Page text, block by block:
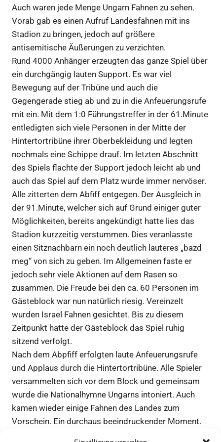
Auch waren jede Menge Ungarn Fahnen zu sehen.
Vorab gab es einen Aufruf Landesfahnen mit ins
Stadion zu bringen, jedoch auf größere
antisemitische Äußerungen zu verzichten.
Rund 4000 Anhänger erzeugten das ganze Spiel über
ein durchgängig lauten Support. Es war viel
Bewegung auf der Tribüne und auch die
Gegengerade stieg ab und zu in die Anfeuerungsrufe
mit ein. Mit dem 1:0 Führungstreffer in der 61.Minute
entledigten sich viele Personen in der Mitte der
Hintertortribüne ihrer Oberbekleidung und legten
nochmals eine Schippe drauf. Im letzten Abschnitt
des Spiels flachte der Support jedoch leicht ab und
auch das Spiel auf dem Platz wurde immer nervöser.
Alle zitterten dem Abfiff entgegen. Der Ausgleich in
der 91.Minute, welcher sich auf Grund einiger guter
Möglichkeiten, bereits angekündigt hatte lies das
Stadion kurzzeitig verstummen. Dies veranlasste
einen Sitznachbarn ein noch deutlich lauteres „bazd
meg“ von sich zu geben. Im Allgemeinen faste er
jedoch sehr viele Aktionen auf dem Rasen so
zusammen. Die Freude bei den ca. 60 Personen im
Gästeblock war nun natürlich riesig. Vereinzelt
wurden Israel Fahnen gesichtet. Bis zu diesem
Zeitpunkt hatte der Gästeblock das Spiel ruhig
sitzend verfolgt.
Nach dem Abpfiff erfolgten laute Anfeuerungsrufe
und Applaus durch die Hintertortribüne. Alle Spieler
versammelten sich vor dem Block und gemeinsam
wurde die Nationalhymne Ungarns intoniert. Auch
kamen wieder einige Fahnen des Landes zum
Vorschein. Ein durchaus beeindruckender Moment.